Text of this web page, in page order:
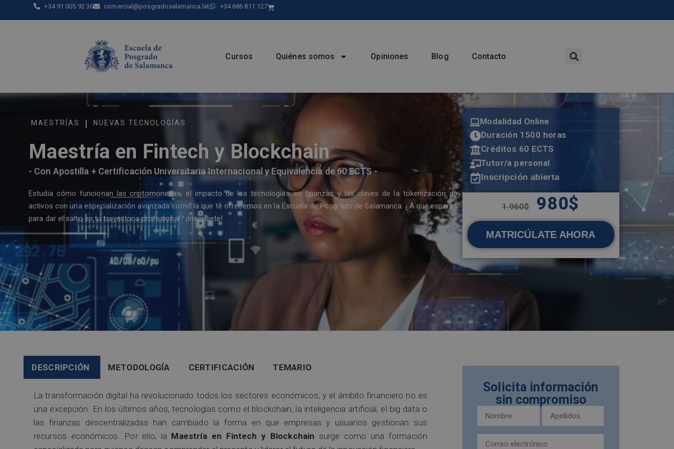
+34 91 005 92 36 comercial@posgradosalamanca.lat +34 686 811 127
Cursos Quiénes somos Opiniones Blog Contacto
MAESTRÍAS | NUEVAS TECNOLOGÍAS
Maestría en Fintech y Blockchain
- Con Apostilla + Certificación Universitaria Internacional y Equivalencia de 60 ECTS -
Estudia cómo funcionan las criptomonedas, el impacto de las tecnologías en finanzas y las claves de la tokenización de
activos con una especialización avanzada como la que te ofrecemos en la Escuela de Posgrado de Salamanca. ¿A qué esperas
para dar el salto en tu trayectoria profesional? ¡Inscríbete!
Modalidad Online
Duración 1500 horas
Créditos 60 ECTS
Tutor/a personal
Inscripción abierta
1.960$ 980$
MATRICÚLATE AHORA
DESCRIPCIÓN METODOLOGÍA CERTIFICACIÓN TEMARIO
La transformación digital ha revolucionado todos los sectores económicos, y el ámbito financiero no es
una excepción. En los últimos años, tecnologías como el blockchain, la inteligencia artificial, el big data o
las finanzas descentralizadas han cambiado la forma en que empresas y usuarios gestionan sus
recursos económicos. Por ello, la Maestría en Fintech y Blockchain surge como una formación
Solicita información
sin compromiso
Nombre
apellidos
Apellidos
Email